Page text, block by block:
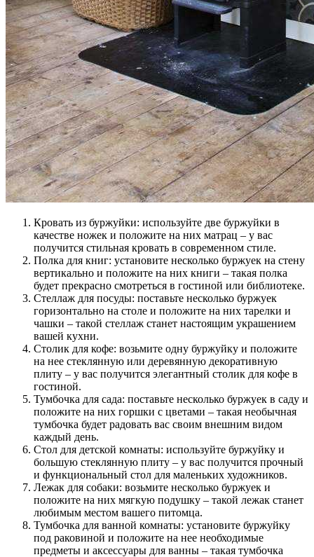
Кровать из буржуйки: используйте две буржуйки в
качестве ножек и положите на них матрац – у вас
получится стильная кровать в современном стиле.
Полка для книг: установите несколько буржуек на стену
вертикально и положите на них книги – такая полка
будет прекрасно смотреться в гостиной или библиотеке.
Стеллаж для посуды: поставьте несколько буржуек
горизонтально на столе и положите на них тарелки и
чашки – такой стеллаж станет настоящим украшением
вашей кухни.
Столик для кофе: возьмите одну буржуйку и положите
на нее стеклянную или деревянную декоративную
плиту – у вас получится элегантный столик для кофе в
гостиной.
Тумбочка для сада: поставьте несколько буржуек в саду и
положите на них горшки с цветами – такая необычная
тумбочка будет радовать вас своим внешним видом
каждый день.
Стол для детской комнаты: используйте буржуйку и
большую стеклянную плиту – у вас получится прочный
и функциональный стол для маленьких художников.
Лежак для собаки: возьмите несколько буржуек и
положите на них мягкую подушку – такой лежак станет
любимым местом вашего питомца.
Тумбочка для ванной комнаты: установите буржуйку
под раковиной и положите на нее необходимые
предметы и аксессуары для ванны – такая тумбочка